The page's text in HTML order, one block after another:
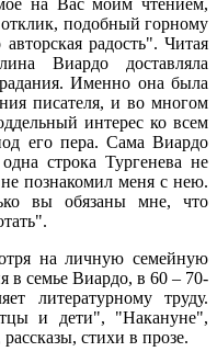
подобный горному
радость". Читая
Виардо доставляла
Именно она была
писателя, и во многом
интерес ко всем
его пера. Сама Виардо
строка Тургенева не
познакомил меня с нею.
вы обязаны мне, что
на личную семейную
в семье Виардо, в 60 – 70-
литературному труду.
и дети", "Накануне",
стихи в прозе.